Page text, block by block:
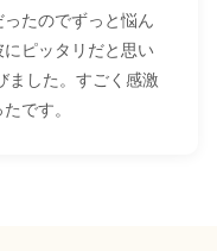
たのでずっと悩ん
ピッタリだと思い
ました。すごく感激
です。